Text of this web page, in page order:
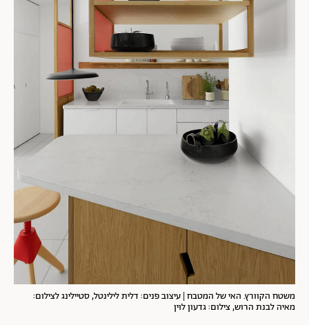
משטח הקוורץ. האי של המטבח | עיצוב פנים: דלית לילינטל, סטיילינג לצילום:
מאיה לבנת הרוש, צילום: גדעון לוין